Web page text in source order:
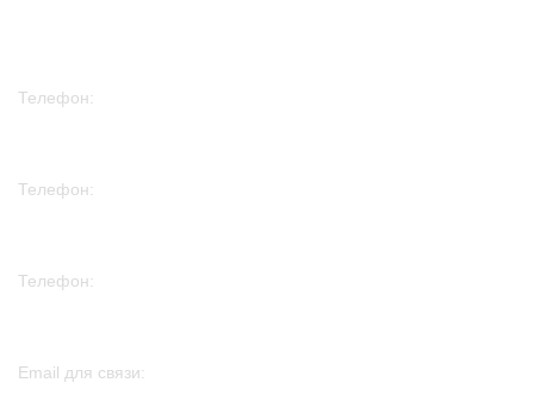
Телефон:
Телефон:
Телефон:
Email для связи: